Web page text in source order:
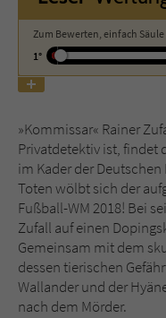
Zum Bewerten, einfach
1°
»Kommissar« Rainer
Privatdetektiv ist, findet
im Kader der
Toten wölbt sich der
Fußball-WM 2018! Bei
Zufall auf einen
Gemeinsam mit dem
dessen tierischen
Wallander und der
nach dem Mörder.
Name
Laufzeit 1 Jahr
Zweck Cookie
Name
Anbieter
Laufzeit Session